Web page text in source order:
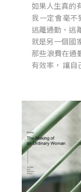
如果人生真的
我一定會毫不
逃離通勤、逃
就是另一個國
那些浪費在通
有效率， 讓